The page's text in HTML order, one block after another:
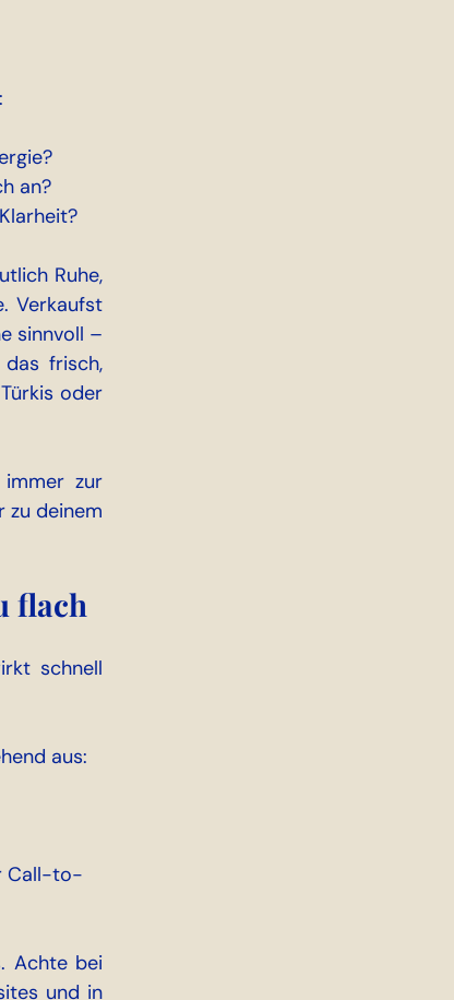
an?
Ruhe,
Verkaufst
sinnvoll –
frisch,
oder
zu deinem
flach
schnell
aus:
Call-to-
Achte bei
und in